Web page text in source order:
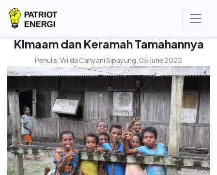
Kimaam dan Keramah Tamahannya
Penulis:Wilda Cahyani Sipayung , 05 June 2022